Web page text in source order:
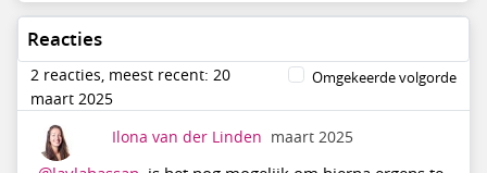
Reacties
2 reacties, meest recent: 20
maart 2025
Omgekeerde volgorde
Ilona van der Linden maart 2025